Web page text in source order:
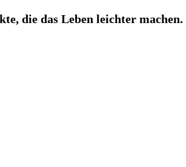
die das Leben leichter machen.